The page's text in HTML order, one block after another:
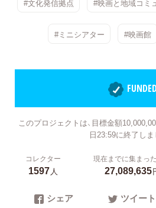
#文化発信拠点 #映画と地域コミ
#ミニシアター #映画館
このプロジェクトは、目標金額
日23:59に終了しま
コレクター
1597人
現在までに集まっ
27,089,635
シェア ツイート